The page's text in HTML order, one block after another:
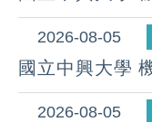
度 第24梯次
2026-08-05
國立中興大學
度 第23梯次
2026-08-05